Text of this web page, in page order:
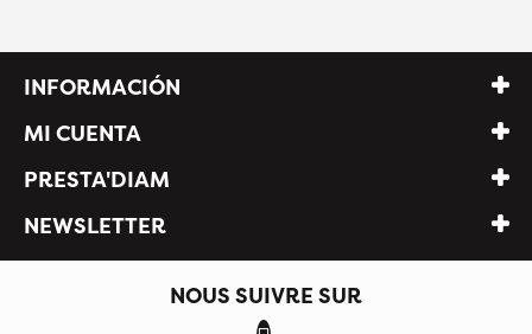
INFORMACIÓN
MI CUENTA
PRESTA'DIAM
NEWSLETTER
NOUS SUIVRE SUR